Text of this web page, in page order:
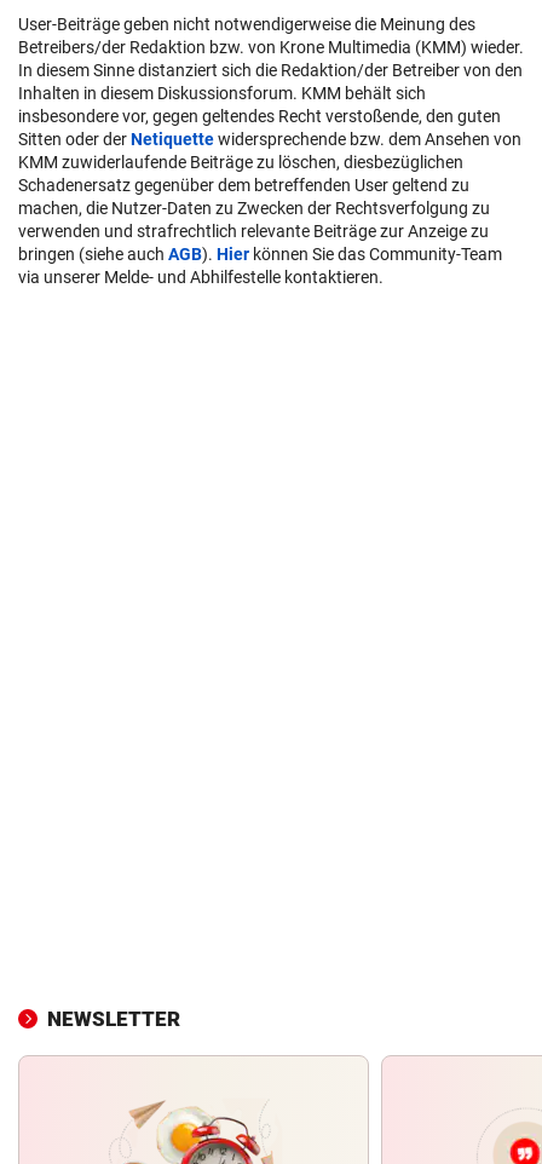
User-Beiträge geben nicht notwendigerweise die Meinung des
Betreibers/der Redaktion bzw. von Krone Multimedia (KMM) wieder.
In diesem Sinne distanziert sich die Redaktion/der Betreiber von den
Inhalten in diesem Diskussionsforum. KMM behält sich
insbesondere vor, gegen geltendes Recht verstoßende, den guten
Sitten oder derNetiquettewidersprechende bzw. dem Ansehen von
KMM zuwiderlaufende Beiträge zu löschen, diesbezüglichen
Schadenersatz gegenüber dem betreffenden User geltend zu
machen, die Nutzer-Daten zu Zwecken der Rechtsverfolgung zu
verwenden und strafrechtlich relevante Beiträge zur Anzeige zu
bringen (siehe auch AGB). Hier können Sie das Community-Team
via unserer Melde- und Abhilfestelle kontaktieren.
NEWSLETTER